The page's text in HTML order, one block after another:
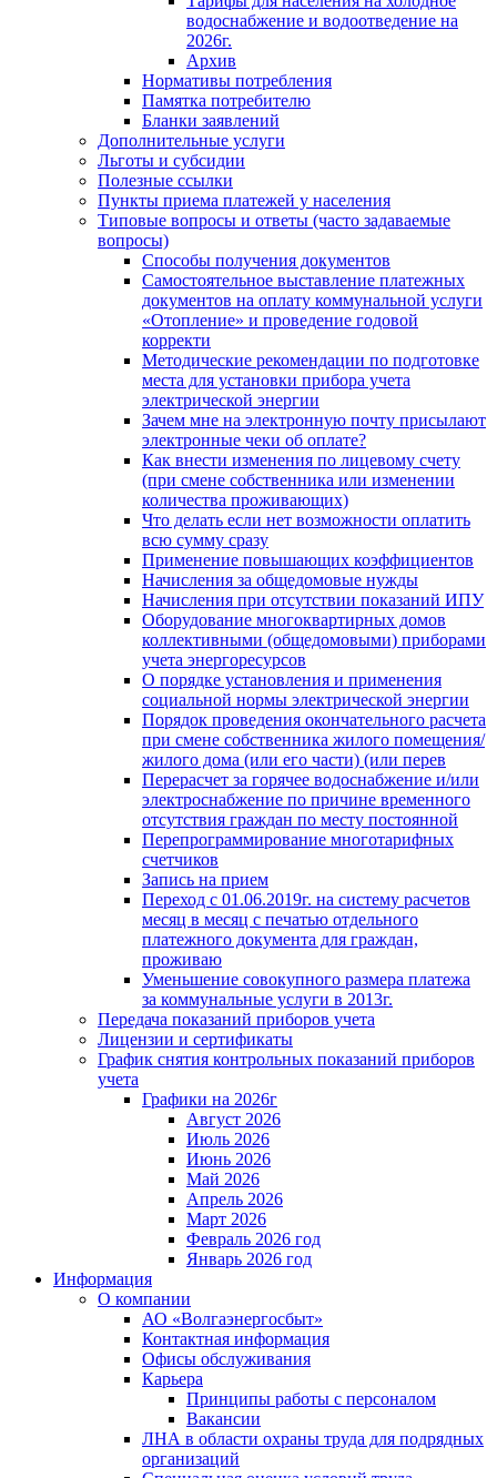
водоснабжение и водоотведение на
2026г.
Архив
Нормативы потребления
Памятка потребителю
Бланки заявлений
Дополнительные услуги
Льготы и субсидии
Полезные ссылки
Пункты приема платежей у населения
Типовые вопросы и ответы (часто задаваемые
вопросы)
Способы получения документов
Самостоятельное выставление платежных
документов на оплату коммунальной услуги
«Отопление» и проведение годовой
корректи
Методические рекомендации по подготовке
места для установки прибора учета
электрической энергии
Зачем мне на электронную почту присылают
электронные чеки об оплате?
Как внести изменения по лицевому счету
(при смене собственника или изменении
количества проживающих)
Что делать если нет возможности оплатить
всю сумму сразу
Применение повышающих коэффициентов
Начисления за общедомовые нужды
Начисления при отсутствии показаний ИПУ
Оборудование многоквартирных домов
коллективными (общедомовыми) приборами
учета энергоресурсов
О порядке установления и применения
социальной нормы электрической энергии
Порядок проведения окончательного расчета
при смене собственника жилого помещения/
жилого дома (или его части) (или перев
Перерасчет за горячее водоснабжение и/или
электроснабжение по причине временного
отсутствия граждан по месту постоянной
Перепрограммирование многотарифных
счетчиков
Запись на прием
Переход с 01.06.2019г. на систему расчетов
месяц в месяц с печатью отдельного
платежного документа для граждан,
проживаю
Уменьшение совокупного размера платежа
за коммунальные услуги в 2013г.
Передача показаний приборов учета
Лицензии и сертификаты
График снятия контрольных показаний приборов
учета
Графики на 2026г
Август 2026
Июль 2026
Июнь 2026
Май 2026
Апрель 2026
Март 2026
Февраль 2026 год
Январь 2026 год
Информация
О компании
АО «Волгаэнергосбыт»
Контактная информация
Офисы обслуживания
Карьера
Принципы работы с персоналом
Вакансии
ЛНА в области охраны труда для подрядных
организаций